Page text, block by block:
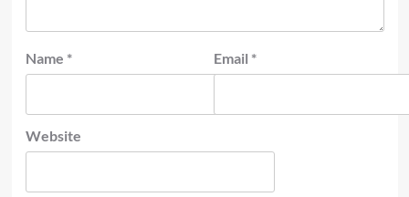
Name * Email *
Website